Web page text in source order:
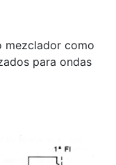
mezclador como
para ondas